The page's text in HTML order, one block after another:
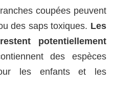
coupées peuvent
des saps toxiques. Les
potentiellement
des espèces
les enfants et les